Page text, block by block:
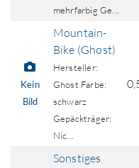
mehrfarbig Ge...
Kein
Bild
Mountain-
Bike (Ghost)
Hersteller:
Ghost Farbe:
schwarz
Gepäckträger:
Nic...
Sonstiges